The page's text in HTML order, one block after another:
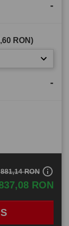
-
RON)
-
RON
881,14 RON info_outline